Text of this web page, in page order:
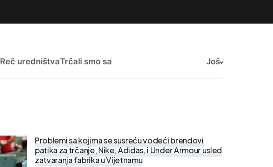
Reč uredništvaTrčali smo sa Još
Problemi sa kojima se susreću vodeći brendovi
patika za trčanje, Nike, Adidas, i Under Armour usled
zatvaranja fabrika u Vijetnamu